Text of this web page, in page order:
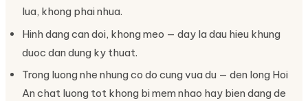
lua, khong phai nhua.
Hinh dang can doi, khong meo — day la dau hieu khung
duoc dan dung ky thuat.
Trong luong nhe nhung co do cung vua du — den long Hoi
An chat luong tot khong bi mem nhao hay bien dang de